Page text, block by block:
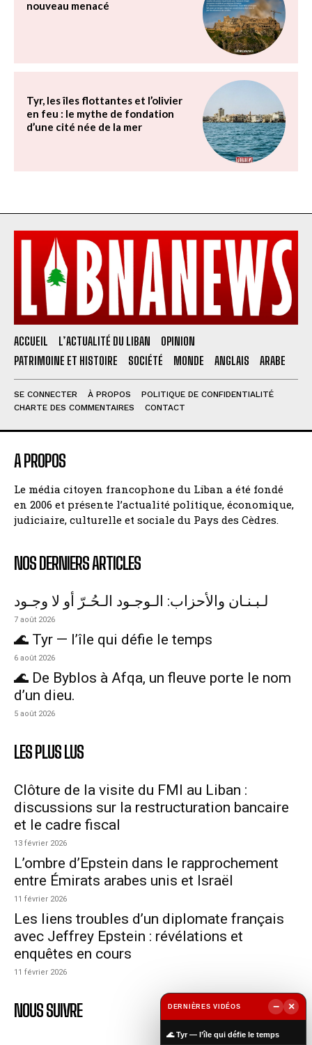
nouveau menacé
Tyr, les îles flottantes et l’olivier
en feu : le mythe de fondation
d’une cité née de la mer
ACCUEIL L’ACTUALITÉ DU LIBAN
OPINION
PATRIMOINE ET HISTOIRE
SOCIÉTÉ MONDE ANGLAIS ARABE
SE CONNECTER À PROPOS
POLITIQUE DE CONFIDENTIALITÉ
CHARTE DES COMMENTAIRES
CONTACT
A PROPOS
Le média citoyen francophone du Liban a été fondé
en 2006 et présente l’actualité politique, économique,
judiciaire, culturelle et sociale du Pays des Cèdres.
NOS DERNIERS ARTICLES
لـبـنـان والأحزاب: الـوجـود الـحُـرّ أو لا وجـود
7 août 2026
🌊 Tyr — l’île qui défie le temps
6 août 2026
🌊 De Byblos à Afqa, un fleuve porte le nom
d’un dieu.
5 août 2026
LES PLUS LUS
Clôture de la visite du FMI au Liban :
discussions sur la restructuration bancaire
et le cadre fiscal
13 février 2026
L’ombre d’Epstein dans le rapprochement
entre Émirats arabes unis et Israël
11 février 2026
Les liens troubles d’un diplomate français
avec Jeffrey Epstein : révélations et
enquêtes en cours
11 février 2026
NOUS SUIVRE DERNIÈRES VIDÉOS −
×
🌊 Tyr — l’île qui défie le temps